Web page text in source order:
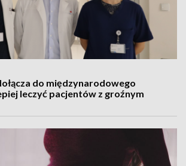
do międzynarodowego
leczyć pacjentów z groźnym